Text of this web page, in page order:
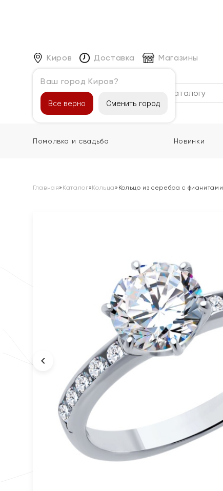
Киров
Ваш город Киров?
Все верно Сменить город
Доставка Магазины
Каталог
Помолвка и свадьба Новинки
Главная» Каталог»Кольца » Кольцо из серебра с фианитами